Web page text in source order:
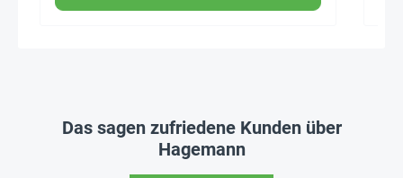
Das sagen zufriedene Kunden über
Hagemann